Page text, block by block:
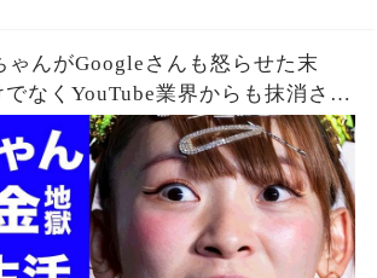
ゃんがGoogleさんも怒らせた末
なくYouTube業界からも抹消され
に驚きを隠せない...違約金や税金
獄に突入...